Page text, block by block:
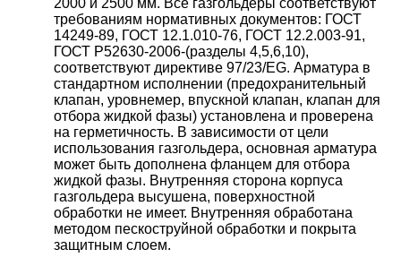
требованиям нормативных документов: ГОСТ
14249-89, ГОСТ 12.1.010-76, ГОСТ 12.2.003-91,
ГОСТ Р52630-2006-(разделы 4,5,6,10),
соответствуют директиве 97/23/EG. Арматура в
стандартном исполнении (предохранительный
клапан, уровнемер, впускной клапан, клапан для
отбора жидкой фазы) установлена и проверена
на герметичность. В зависимости от цели
использования газгольдера, основная арматура
может быть дополнена фланцем для отбора
жидкой фазы. Внутренняя сторона корпуса
газгольдера высушена, поверхностной
обработки не имеет. Внутренняя обработана
методом пескоструйной обработки и покрыта
защитным слоем.